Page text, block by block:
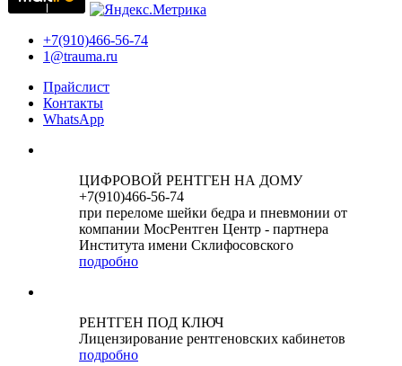
+7(910)466-56-74
1@trauma.ru
Прайслист
Контакты
WhatsApp
ЦИФРОВОЙ РЕНТГЕН НА ДОМУ
+7(910)466-56-74
при переломе шейки бедра и пневмонии от
компании МосРентген Центр - партнера
Института имени Склифосовского
подробно
РЕНТГЕН ПОД КЛЮЧ
Лицензирование рентгеновских кабинетов
подробно